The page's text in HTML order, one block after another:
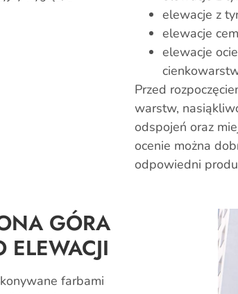
elewacje z
elewacje
elewacje
Przed
warstw,
odspojeń oraz
ocenie można
odpowiedni
GÓRA
ELEWACJI
farbami